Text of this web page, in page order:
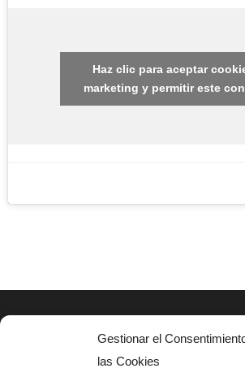
Gestionar el
las Cookies
Haz clic para aceptar
marketing y permitir este
AVISO LEGAL